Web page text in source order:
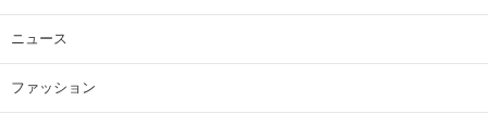
ニュース
ファッション